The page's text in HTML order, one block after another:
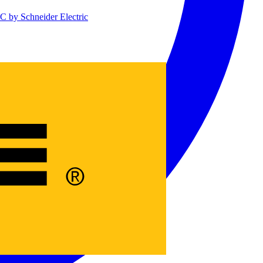
by Schneider Electric